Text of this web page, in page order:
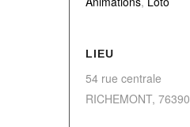
LIEU
54 rue centrale
RICHEMONT, 76390